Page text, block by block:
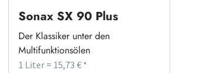
Sonax SX 90 Plus
Der Klassiker unter den
Multifunktionsölen
1 Liter = 15,73 € *